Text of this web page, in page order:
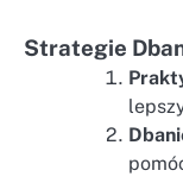
Strategie